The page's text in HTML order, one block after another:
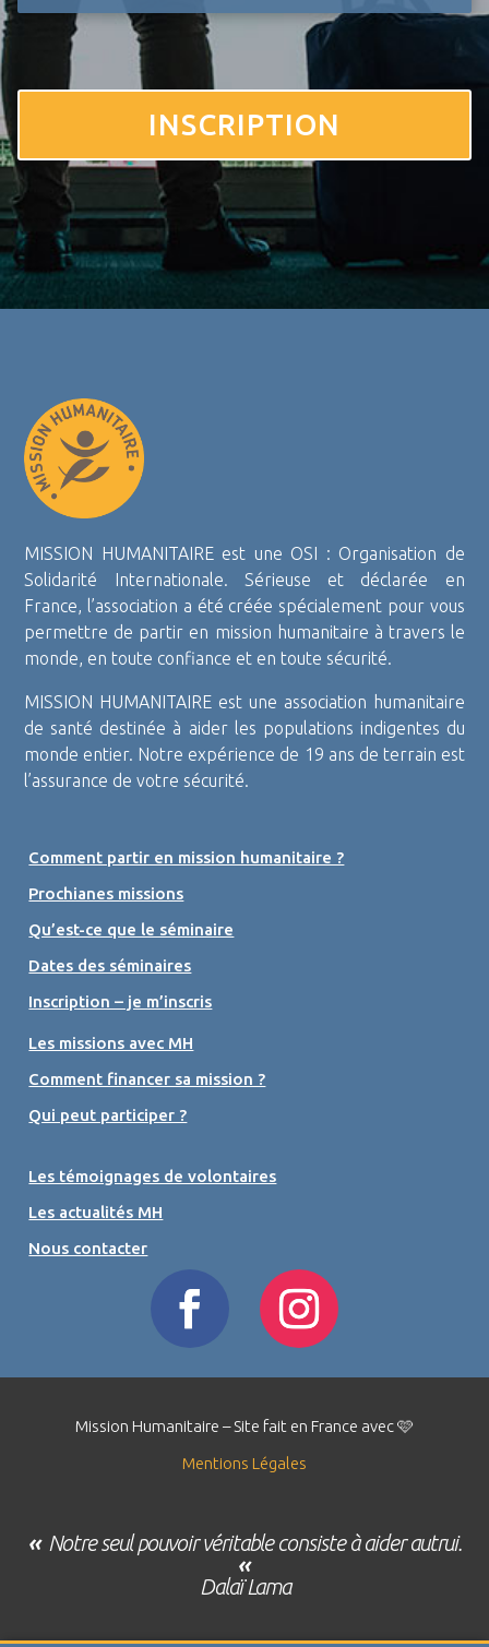
INSCRIPTION
MISSION HUMANITAIRE est une OSI : Organisation de
Solidarité Internationale. Sérieuse et déclarée en
France, l’association a été créée spécialement pour vous
permettre de partir en mission humanitaire à travers le
monde, en toute confiance et en toute sécurité.
MISSION HUMANITAIRE est une association humanitaire
de santé destinée à aider les populations indigentes du
monde entier. Notre expérience de 19 ans de terrain est
l’assurance de votre sécurité.
Comment partir en mission humanitaire ?
Prochianes missions
Qu’est-ce que le séminaire
Dates des séminaires
Inscription – je m’inscris
Les missions avec MH
Comment financer sa mission ?
Qui peut participer ?
Les témoignages de volontaires
Les actualités MH
Nous contacter
Mission Humanitaire – Site fait en France avec 🩷
Mentions Légales
« Notre seul pouvoir véritable consiste à aider autrui.
«
Dalaï Lama